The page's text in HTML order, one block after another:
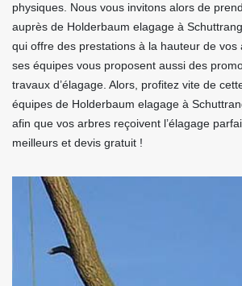
physiques. Nous vous invitons alors de
auprès de Holderbaum elagage à
qui offre des prestations à la hauteur de vos
ses équipes vous proposent aussi des
travaux d’élagage. Alors, profitez vite de
équipes de Holderbaum elagage à
afin que vos arbres reçoivent l’élagage
meilleurs et devis gratuit !